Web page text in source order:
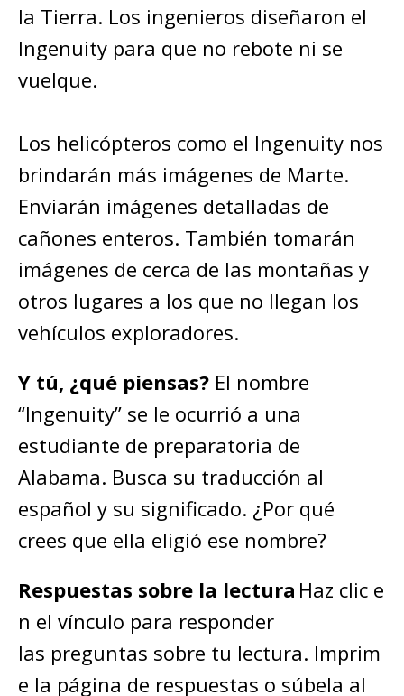
la Tierra. Los ingenieros diseñaron el
Ingenuity para que no rebote ni se
vuelque.
Los helicópteros como el Ingenuity nos
brindarán más imágenes de Marte.
Enviarán imágenes detalladas de
cañones enteros. También tomarán
imágenes de cerca de las montañas y
otros lugares a los que no llegan los
vehículos exploradores.
Y tú, ¿qué piensas? El nombre
“Ingenuity” se le ocurrió a una
estudiante de preparatoria de
Alabama. Busca su traducción al
español y su significado. ¿Por qué
crees que ella eligió ese nombre?
Respuestas sobre la lectura Haz clic e
n el vínculo para responder
las preguntas sobre tu lectura. Imprim
e la página de respuestas o súbela al